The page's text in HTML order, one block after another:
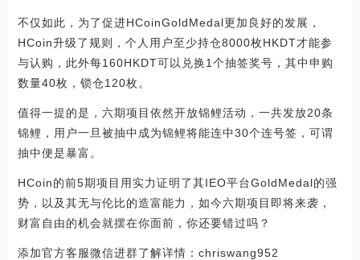
不仅如此，为了促进HCoinGoldMedal更加良好的发展，
HCoin升级了规则，个人用户至少持仓8000枚HKDT才能参
与认购，此外每160HKDT可以兑换1个抽签奖号，其中申购
数量40枚，锁仓120枚。
值得一提的是，六期项目依然开放锦鲤活动，一共发放20条
锦鲤，用户一旦被抽中成为锦鲤将能连中30个连号签，可谓
抽中便是暴富。
HCoin的前5期项目用实力证明了其IEO平台GoldMedal的强
势，以及其无与伦比的造富能力，如今六期项目即将来袭，
财富自由的机会就摆在你面前，你还要错过吗？
添加官方客服微信进群了解详情：chriswang952